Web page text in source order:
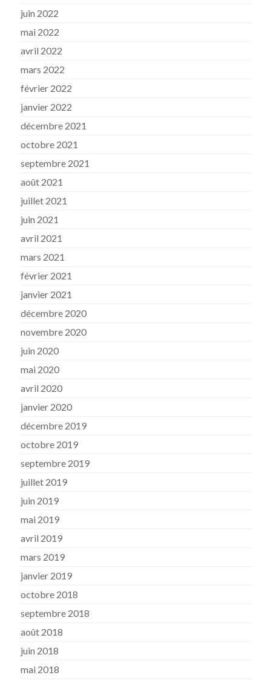
juin 2022
mai 2022
avril 2022
mars 2022
février 2022
janvier 2022
décembre 2021
octobre 2021
septembre 2021
août 2021
juillet 2021
juin 2021
avril 2021
mars 2021
février 2021
janvier 2021
décembre 2020
novembre 2020
juin 2020
mai 2020
avril 2020
janvier 2020
décembre 2019
octobre 2019
septembre 2019
juillet 2019
juin 2019
mai 2019
avril 2019
mars 2019
janvier 2019
octobre 2018
septembre 2018
août 2018
juin 2018
mai 2018